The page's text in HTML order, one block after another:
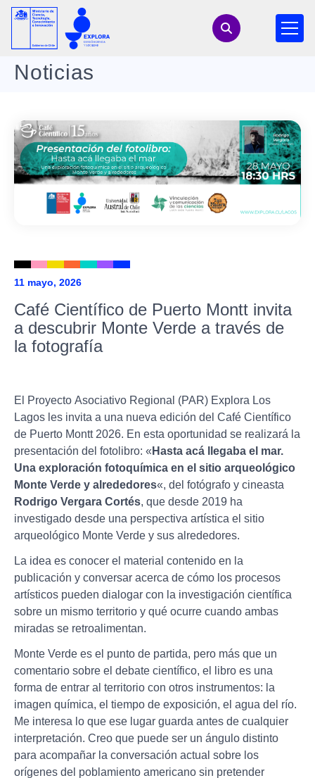
Noticias
11 mayo, 2026
Café Científico de Puerto Montt invita
a descubrir Monte Verde a través de
la fotografía
El Proyecto Asociativo Regional (PAR) Explora Los
Lagos les invita a una nueva edición del Café Científico
de Puerto Montt 2026. En esta oportunidad se realizará la
presentación del fotolibro: « Hasta acá llegaba el mar.
Una exploración fotoquímica en el sitio arqueológico
Monte Verde y alrededores«, del fotógrafo y cineasta
Rodrigo Vergara Cortés, que desde 2019 ha
investigado desde una perspectiva artística el sitio
arqueológico Monte Verde y sus alrededores.
La idea es conocer el material contenido en la
publicación y conversar acerca de cómo los procesos
artísticos pueden dialogar con la investigación científica
sobre un mismo territorio y qué ocurre cuando ambas
miradas se retroalimentan.
Monte Verde es el punto de partida, pero más que un
comentario sobre el debate científico, el libro es una
forma de entrar al territorio con otros instrumentos: la
imagen química, el tiempo de exposición, el agua del río.
Me interesa lo que ese lugar guarda antes de cualquier
interpretación. Creo que puede ser un ángulo distinto
para acompañar la conversación actual sobre los
orígenes del poblamiento americano sin pretender